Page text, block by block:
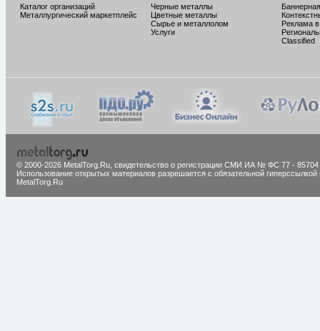
Каталог организаций
Металлургический маркетплейс
Черные металлы
Цветные металлы
Сырье и металлолом
Услуги
Реклама
Classified
© 2000-2026 MetalTorg.Ru, cвидетельство о регистрации СМИ ИА № ФС 77 - 85704
Использование открытых материалов разрешается с обязательной гиперссылкой
MetalTorg.Ru